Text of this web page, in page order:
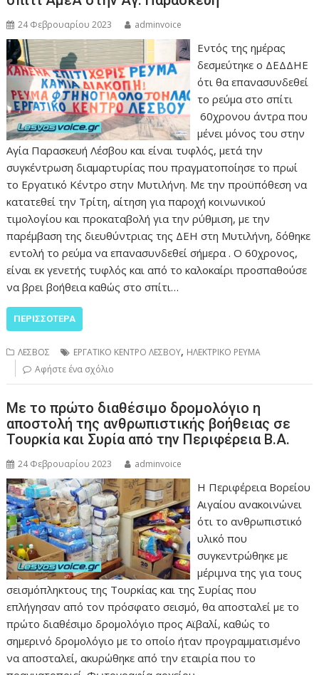
24 Φεβρουαρίου 2023 adminvoice
Εντός της ημέρας
δεσμεύτηκε ο ΔΕΔΔΗΕ
ότι θα επανασυνδεθεί
το ρεύμα στο σπίτι
60χρονου άντρα που
μένει μόνος του στην
Αγία Παρασκευή Λέσβου και είναι τυφλός, μετά την
συγκέντρωση διαμαρτυρίας που πραγματοποίησε το πρωί
το Εργατικό Κέντρο στην Μυτιλήνη. Με την προϋπόθεση να
κατατεθεί την Τρίτη, αίτηση για παροχή κοινωνικού
τιμολογίου και προκαταβολή για την ρύθμιση, με την
παρέμβαση της διευθύντριας της ΔΕΗ στη Μυτιλήνη, δόθηκε
εντολή το ρεύμα να επανασυνδεθεί σήμερα . Ο 60χρονος,
είναι εκ γενετής τυφλός και από το καλοκαίρι προσπαθούσε
να βρει βοήθεια καθώς στο σπίτι…
ΠΕΡΙΣΣΌΤΕΡΑ
ΛΕΣΒΟΣ ΕΡΓΑΤΙΚΟ ΚΕΝΤΡΟ ΛΕΣΒΟΥ, ΗΛΕΚΤΡΙΚΟ ΡΕΥΜΑ
Αφήστε ένα σχόλιο
Με το πρώτο διαθέσιμο δρομολόγιο η
αποστολή της ανθρωπιστικής βοήθειας σε
Τουρκία και Συρία από την Περιφέρεια Β.Α.
24 Φεβρουαρίου 2023 adminvoice
Η Περιφέρεια Βορείου
Αιγαίου ανακοινώνει
ότι το ανθρωπιστικό
υλικό που
συγκεντρώθηκε με
μέριμνα της για τους
σεισμόπληκτους της Τουρκίας και της Συρίας που
επλήγησαν από τον πρόσφατο σεισμό, θα αποσταλεί με το
πρώτο διαθέσιμο δρομολόγιο προς Αϊβαλί, καθώς το
σημερινό δρομολόγιο με το οποίο ήταν προγραμματισμένο
να αποσταλεί, ακυρώθηκε από την εταιρία που το